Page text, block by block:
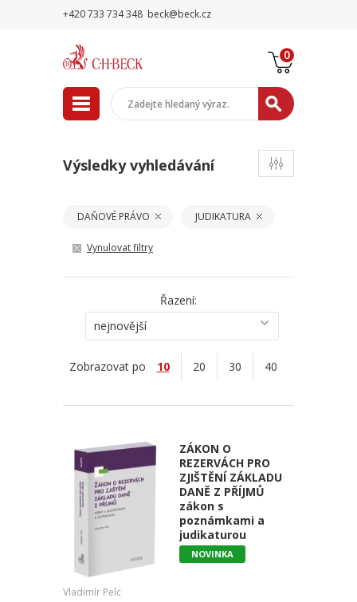
+420 733 734 348 beck@beck.cz
0
Výsledky vyhledávání
DAŇOVÉ PRÁVO JUDIKATURA
Vynulovat filtry
Řazení:
nejnovější
Zobrazovat po 10 20 30 40
ZÁKON O
REZERVÁCH PRO
ZJIŠTĚNÍ ZÁKLADU
DANĚ Z PŘÍJMŮ
zákon s
poznámkami a
judikaturou
NOVINKA
Vladimír Pelc